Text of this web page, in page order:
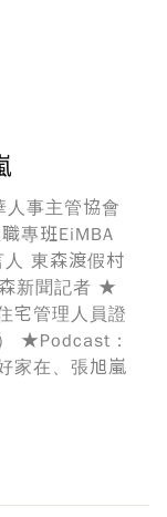
人事主管協會
專班EiMBA
東森渡假村
新聞記者 ★
宅管理人員證
★Podcast：
家在、張旭嵐